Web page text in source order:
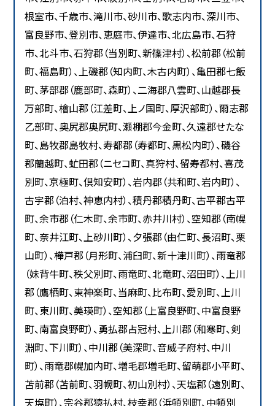
根室市、千歳市、滝川市、砂川市、歌志内市、深川市、
富良野市、登別市、恵庭市、伊達市、北広島市、石狩
市、北斗市、石狩郡（当別町、新篠津村）、松前郡（松前
町、福島町）、上磯郡（知内町、木古内町）、亀田郡七飯
町、茅部郡（鹿部町、森町）、二海郡八雲町、山越郡長
万部町、檜山郡（江差町、上ノ国町、厚沢部町）、爾志郡
乙部町、奥尻郡奥尻町、瀬棚郡今金町、久遠郡せたな
町、島牧郡島牧村、寿都郡（寿都町、黒松内町）、磯谷
郡蘭越町、虻田郡（ニセコ町、真狩村、留寿都村、喜茂
別町、京極町、倶知安町）、岩内郡（共和町、岩内町）、
古宇郡（泊村、神恵内村）、積丹郡積丹町、古平郡古平
町、余市郡（仁木町、余市町、赤井川村）、空知郡（南幌
町、奈井江町、上砂川町）、夕張郡（由仁町、長沼町、栗
山町）、樺戸郡（月形町、浦臼町、新十津川町）、雨竜郡
（妹背牛町、秩父別町、雨竜町、北竜町、沼田町）、上川
郡（鷹栖町、東神楽町、当麻町、比布町、愛別町、上川
町、東川町、美瑛町）、空知郡（上富良野町、中富良野
町、南富良野町）、勇払郡占冠村、上川郡（和寒町、剣
淵町、下川町）、中川郡（美深町、音威子府村、中川
町）、雨竜郡幌加内町、増毛郡増毛町、留萌郡小平町、
苫前郡（苫前町、羽幌町、初山別村）、天塩郡（遠別町、
天塩町）、宗谷郡猿払村、枝幸郡（浜頓別町、中頓別